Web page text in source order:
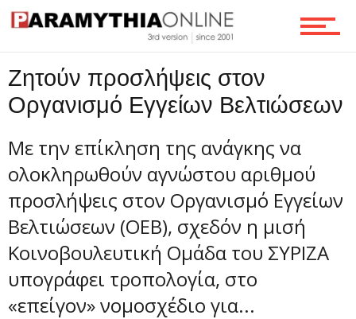
Τεχνολογία
Ροή
Επικοινωνία
Ζητούν προσλήψεις στον
Οργανισμό Εγγείων Βελτιώσεων
Με την επίκληση της ανάγκης να
ολοκληρωθούν αγνώστου αριθμού
προσλήψεις στον Οργανισμό Εγγείων
Βελτιώσεων (ΟΕΒ), σχεδόν η μισή
Κοινοβουλευτική Ομάδα του ΣΥΡΙΖΑ
υπογράφει τροπολογία, στο
«επείγον» νομοσχέδιο για...